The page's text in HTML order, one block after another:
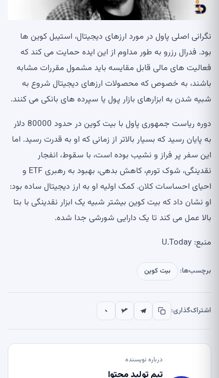
نگرانی اصلی پاول در مورد ارزهای دیجیتال، استیبل کوین ها
بود. فدرال رزرو به طور مداوم از این ایده حمایت می کند که
فعالیت های مالی قابل مقایسه باید مشمول مقررات مشابه
باشند، به خصوص که محصولات ارزهای دیجیتال شروع به
شبیه شدن به ابزارهای بازار پول یا سپرده های بانکی می کنند.
دوره ریاست جمهوری پاول با بیت کوین در حدود 80000 دلار
به پایان رسید که بسیار بالاتر از زمانی که او به قدرت رسید. اما
این سفر پر فراز و نشیب بوده است، با سقوط، انفجار
نقدینگی، شوک تورم، کاهش بدهی، بهبود به رهبری ETF و
احیای احساسات کلان. کمک اولیه او به ارز دیجیتال ساده بود:
او نشان داد که بیت کوین بیشتر شبیه یک ابزار نقدینگی با بتا
بالا عمل می کند تا یک دارایی شورشی جدا شده.
منبع: U.Today
برچسب‌ها: بیت کوین
اشتراک‌گذاری:
درباره نویسنده
تیم تولید محتوا